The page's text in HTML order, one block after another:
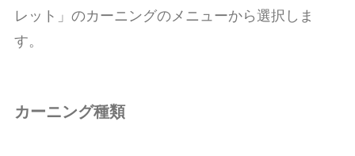
レット」のカーニングのメニューから選択しま
す。
カーニング種類